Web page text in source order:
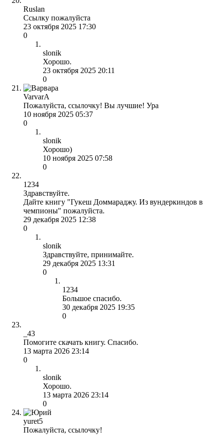
Ruslan
Ссылку пожалуйста
23 октября 2025 17:30
0
slonik
Хорошо.
23 октября 2025 20:11
0
VarvarA
Пожалуйста, ссылочку! Вы лучшие! Ура
10 ноября 2025 05:37
0
slonik
Хорошо)
10 ноября 2025 07:58
0
1234
Здравствуйте.
Дайте книгу "Гукеш Доммараджу. Из вундеркиндов в
чемпионы" пожалуйста.
29 декабря 2025 12:38
0
slonik
Здравствуйте, принимайте.
29 декабря 2025 13:31
0
1234
Большое спасибо.
30 декабря 2025 19:35
0
_43
Помогите скачать книгу. Спасибо.
13 марта 2026 23:14
0
slonik
Хорошо.
13 марта 2026 23:14
0
yuret5
Пожалуйста, ссылочку!